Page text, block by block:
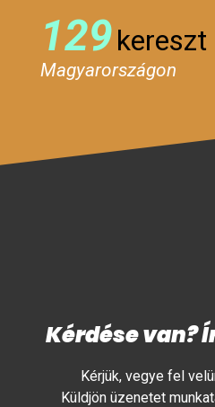
129kereszt
Magyarországon
Kérdése van?
Kérjük, vegye fel
Küldjön üzenetet